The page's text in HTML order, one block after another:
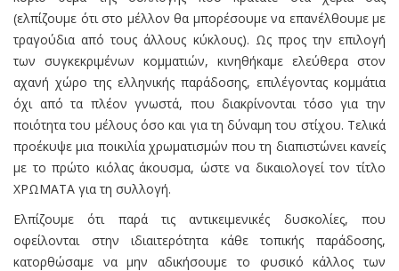
(ελπίζουμε ότι στο μέλλον θα μπορέσουμε να επανέλθουμε με
τραγούδια από τους άλλους κύκλους). Ως προς την επιλογή
των συγκεκριμένων κομματιών, κινηθήκαμε ελεύθερα στον
αχανή χώρο της ελληνικής παράδοσης, επιλέγοντας κομμάτια
όχι από τα πλέον γνωστά, που διακρίνονται τόσο για την
ποιότητα του μέλους όσο και για τη δύναμη του στίχου. Τελικά
προέκυψε μια ποικιλία χρωματισμών που τη διαπιστώνει κανείς
με το πρώτο κιόλας άκουσμα, ώστε να δικαιολογεί τον τίτλο
ΧΡΩΜΑΤΑ για τη συλλογή.
Ελπίζουμε ότι παρά τις αντικειμενικές δυσκολίες, που
οφείλονται στην ιδιαιτερότητα κάθε τοπικής παράδοσης,
κατορθώσαμε να μην αδικήσουμε το φυσικό κάλλος των